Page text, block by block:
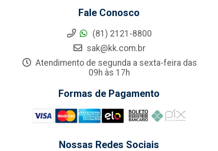
Fale Conosco
(81) 2121-8800
sak@kk.com.br
Atendimento de segunda a sexta-feira das
09h às 17h
Formas de Pagamento
Nossas Redes Sociais